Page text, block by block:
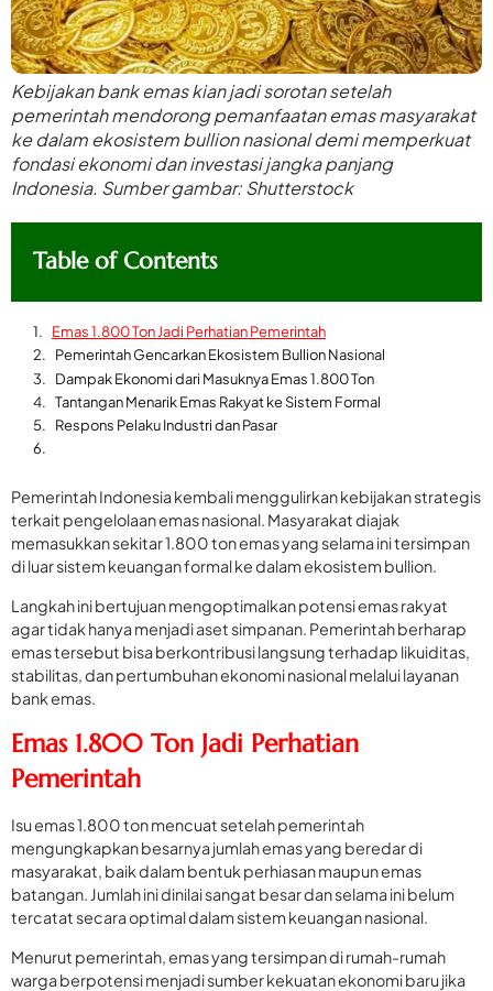
Kebijakan bank emas kian jadi sorotan setelah
pemerintah mendorong pemanfaatan emas masyarakat
ke dalam ekosistem bullion nasional demi memperkuat
fondasi ekonomi dan investasi jangka panjang
Indonesia. Sumber gambar: Shutterstock
Table of Contents
Emas 1.800 Ton Jadi Perhatian Pemerintah
Pemerintah Gencarkan Ekosistem Bullion Nasional
Dampak Ekonomi dari Masuknya Emas 1.800 Ton
Tantangan Menarik Emas Rakyat ke Sistem Formal
Respons Pelaku Industri dan Pasar
Pemerintah Indonesia kembali menggulirkan kebijakan strategis
terkait pengelolaan emas nasional. Masyarakat diajak
memasukkan sekitar 1.800 ton emas yang selama ini tersimpan
di luar sistem keuangan formal ke dalam ekosistem bullion.
Langkah ini bertujuan mengoptimalkan potensi emas rakyat
agar tidak hanya menjadi aset simpanan. Pemerintah berharap
emas tersebut bisa berkontribusi langsung terhadap likuiditas,
stabilitas, dan pertumbuhan ekonomi nasional melalui layanan
bank emas.
Emas 1.800 Ton Jadi Perhatian
Pemerintah
Isu emas 1.800 ton mencuat setelah pemerintah
mengungkapkan besarnya jumlah emas yang beredar di
masyarakat, baik dalam bentuk perhiasan maupun emas
batangan. Jumlah ini dinilai sangat besar dan selama ini belum
tercatat secara optimal dalam sistem keuangan nasional.
Menurut pemerintah, emas yang tersimpan di rumah-rumah
warga berpotensi menjadi sumber kekuatan ekonomi baru jika